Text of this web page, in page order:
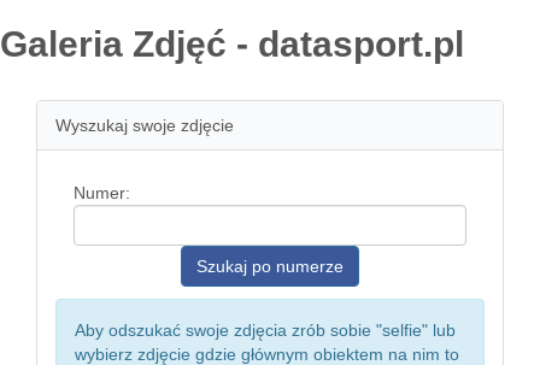
Galeria Zdjęć - datasport.pl
Wyszukaj swoje zdjęcie
Numer:
Aby odszukać swoje zdjęcia zrób sobie "selfie" lub
wybierz zdjęcie gdzie głównym obiektem na nim to